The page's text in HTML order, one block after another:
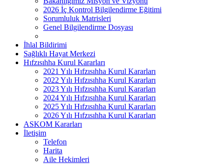
2026 İç Kontrol Bilgilendirme Eğitimi
Sorumluluk Matrisleri
Genel Bilgilendirme Dosyası
İhlal Bildirimi
Sağlıklı Hayat Merkezi
Hıfzısıhha Kurul Kararları
2021 Yılı Hıfzısıhha Kurul Kararları
2022 Yılı Hıfzısıhha Kurul Kararları
2023 Yılı Hıfzısıhha Kurul Kararları
2024 Yılı Hıfzısıhha Kurul Kararları
2025 Yılı Hıfzısıhha Kurul Kararları
2026 Yılı Hıfzısıhha Kurul Kararları
ASKOM Kararları
İletişim
Telefon
Harita
Aile Hekimleri